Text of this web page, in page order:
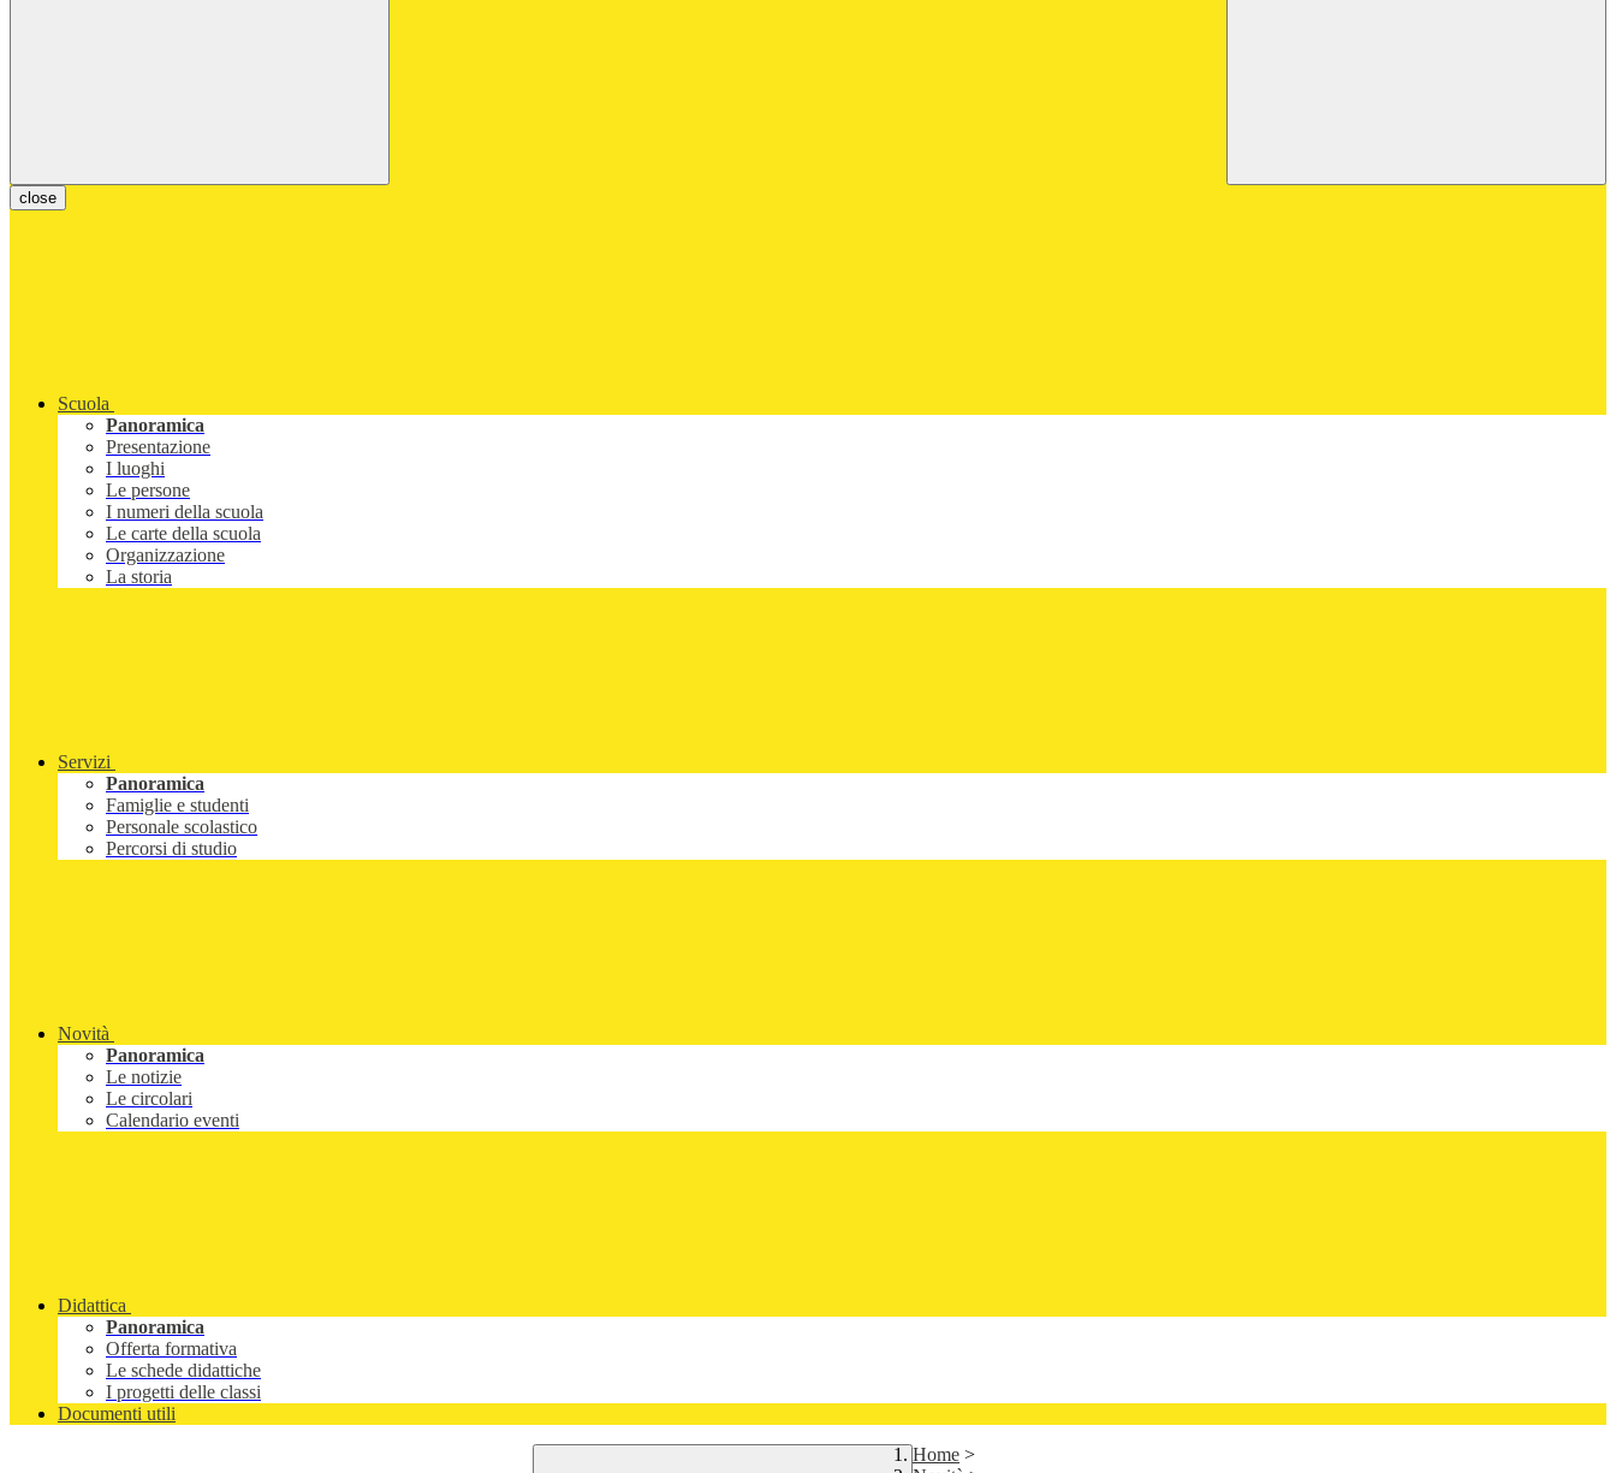
close
Scuola
Panoramica
Presentazione
I luoghi
Le persone
I numeri della scuola
Le carte della scuola
Organizzazione
La storia
Servizi
Panoramica
Famiglie e studenti
Personale scolastico
Percorsi di studio
Novità
Panoramica
Le notizie
Le circolari
Calendario eventi
Didattica
Panoramica
Offerta formativa
Le schede didattiche
I progetti delle classi
Documenti utili
Home >